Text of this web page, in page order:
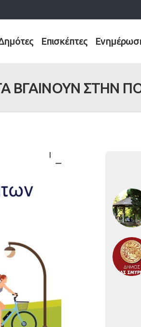
Επισκέπτες
ΒΓΑΙΝΟΥΝ ΣΤΗΝ